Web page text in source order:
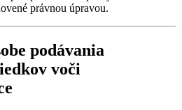
právnou úpravou.
podávania
voči